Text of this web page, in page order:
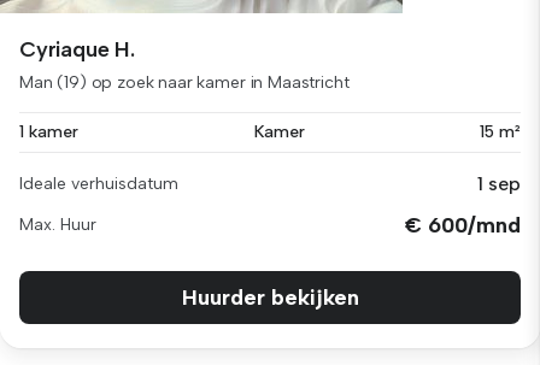
Cyriaque H.
Man (19) op zoek naar kamer in Maastricht
1 kamer Kamer 15 m²
Ideale verhuisdatum 1 sep
Max. Huur € 600/mnd
Huurder bekijken